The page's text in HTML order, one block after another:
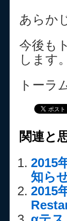
あらか
今後も
します。
トーラ
関連と
2015
知ら
2015